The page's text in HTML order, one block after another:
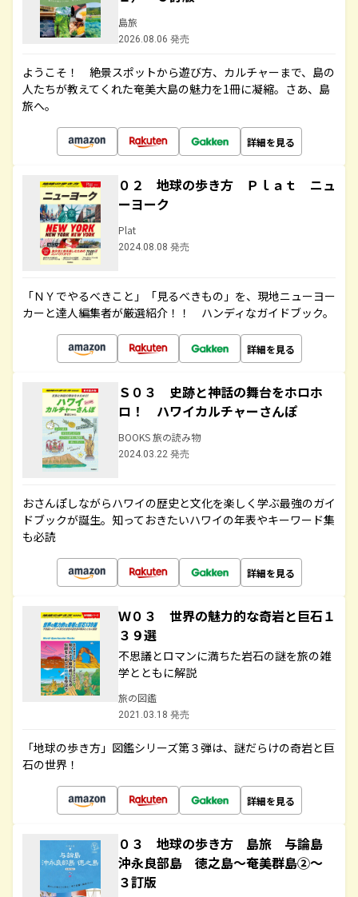
島旅
2026.08.06 発売
ようこそ！ 絶景スポットから遊び方、カルチャーまで、島の
人たちが教えてくれた奄美大島の魅力を1冊に凝縮。さあ、島
旅へ。
詳細を見る
０２ 地球の歩き方 Ｐｌａｔ ニュ
ーヨーク
Plat
2024.08.08 発売
「ＮＹでやるべきこと」「見るべきもの」を、現地ニューヨー
カーと達人編集者が厳選紹介！！ ハンディなガイドブック。
詳細を見る
Ｓ０３ 史跡と神話の舞台をホロホ
ロ！ ハワイカルチャーさんぽ
BOOKS 旅の読み物
2024.03.22 発売
おさんぽしながらハワイの歴史と文化を楽しく学ぶ最強のガイ
ドブックが誕生。知っておきたいハワイの年表やキーワード集
も必読
詳細を見る
Ｗ０３ 世界の魅力的な奇岩と巨石１
３９選
不思議とロマンに満ちた岩石の謎を旅の雑
学とともに解説
旅の図鑑
2021.03.18 発売
「地球の歩き方」図鑑シリーズ第３弾は、謎だらけの奇岩と巨
石の世界！
詳細を見る
０３ 地球の歩き方 島旅 与論島
沖永良部島 徳之島～奄美群島②～
３訂版